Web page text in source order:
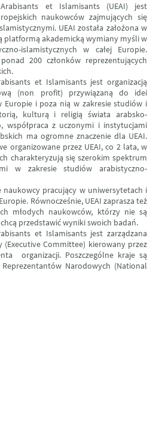
et Islamisants (UEAI) jest
naukowców zajmujących się
UEAI została założona w
platformą akademicką wymiany myśli w
islamistycznych w całej Europie.
200 członków reprezentujących
et Islamisants jest organizacją
(non profit) przywiązaną do idei
Europie i poza nią w zakresie studiów i
kulturą i religią świata arabsko-
współpraca z uczonymi i instytucjami
ma ogromne znaczenie dla UEAI.
organizowane przez UEAI, co 2 lata, w
charakteryzują się szerokim spektrum
w zakresie studiów arabistyczno-
naukowcy pracujący w uniwersytetach i
Równocześnie, UEAI zaprasza też
młodych naukowców, którzy nie są
chcą przedstawić wyniki swoich badań.
et Islamisants jest zarządzana
(Executive Committee) kierowany przez
organizacji. Poszczególne kraje są
Narodowych (National